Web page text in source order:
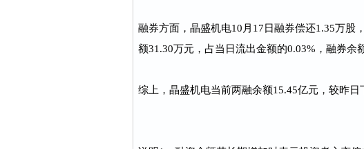
融券方面，晶盛机电10月17日融券偿还1.35万股
额31.30万元，占当日流出金额的0.03%，融券余
综上，晶盛机电当前两融余额15.45亿元，较昨日